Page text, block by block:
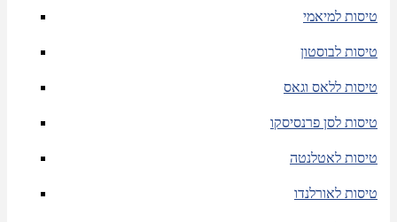
טיסות למיאמי
טיסות לבוסטון
טיסות ללאס וגאס
טיסות לסן פרנסיסקו
טיסות לאטלנטה
טיסות לאורלנדו